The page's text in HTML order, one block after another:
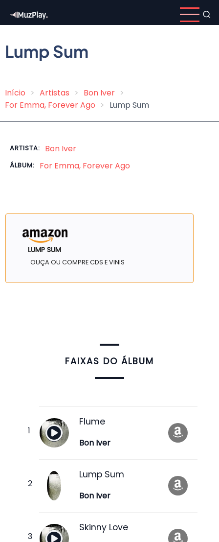
para
conteúdo
principal
Lump Sum
Trilha
Início Artistas
Bon Iver
For Emma, Forever Ago
Lump Sum
ARTISTA: Bon Iver
ÁLBUM: For Emma, Forever Ago
LUMP SUM
OUÇA OU COMPRE CDS E VINIS
FAIXAS DO ÁLBUM
Flume
Bon Iver
Lump Sum
Bon Iver
Skinny Love